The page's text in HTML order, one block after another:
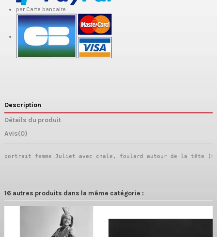
par Carte bancaire
Description
Détails du produit
Avis(0)
portrait femme Juliet avec chale, foulard autour de la tête
16 autres produits dans la même catégorie :